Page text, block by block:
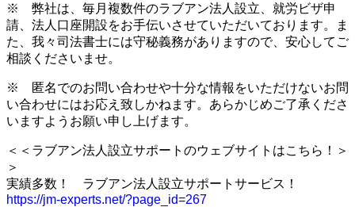
※ 弊社は、毎月複数件のラブアン法人設立、就労ビザ申
請、法人口座開設をお手伝いさせていただいております。ま
た、我々司法書士には守秘義務がありますので、安心してご
相談くださいませ。
※ 匿名でのお問い合わせや十分な情報をいただけないお問
い合わせにはお応え致しかねます。あらかじめご了承くださ
いますようお願い申し上げます。
＜＜ラブアン法人設立サポートのウェブサイトはこちら！＞
＞
実績多数！ ラブアン法人設立サポートサービス！
https://jm-experts.net/?page_id=267